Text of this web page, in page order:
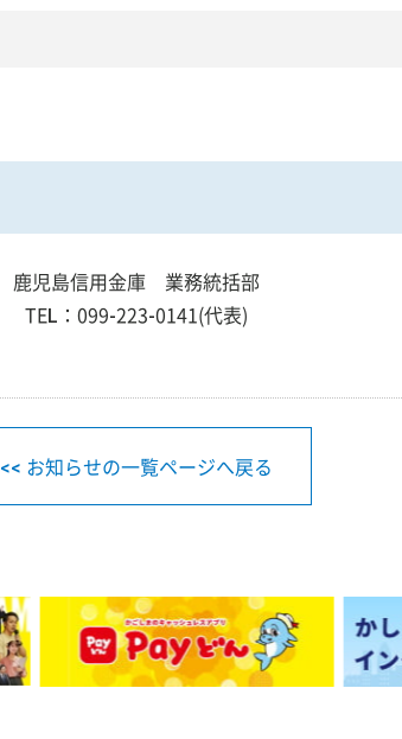
鹿児島信用金庫 業務統括部
TEL：099-223-0141(代表)
<< お知らせの一覧ページへ戻る